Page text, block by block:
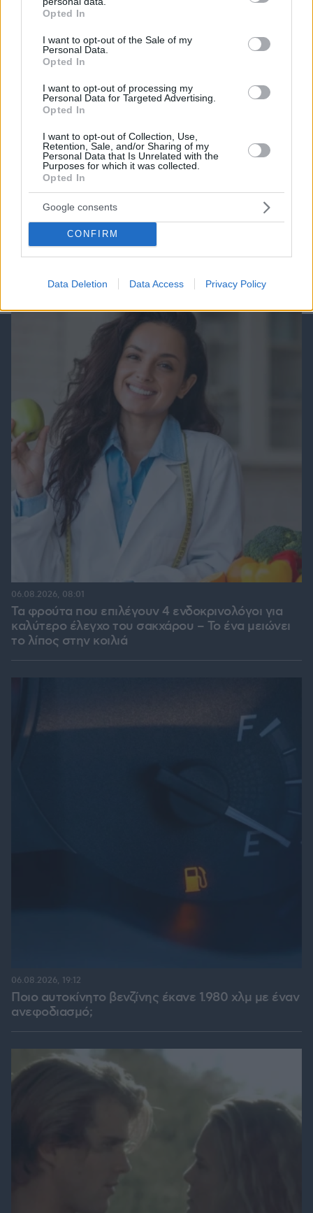
grant or deny consent to Google and its third-party tags to
use your data for below specified purposes in below Google
consent section.
Opted In
I want to opt-out of the Sale of my
Personal Data.
Opted In
I want to opt-out of processing my
Personal Data for Targeted Advertising.
Opted In
I want to opt-out of Collection, Use,
Retention, Sale, and/or Sharing of my
Personal Data that Is Unrelated with the
Purposes for which it was collected.
Opted In
Google consents
CONFIRM
Data Deletion Data Access Privacy Policy
Games
Cut The Rope Northern Heights
ΔΕΙΤΕ ΟΛΑ ΤΑ GAMES
Τα φρούτα που επιλέγουν 4 ενδοκρινολόγοι για
καλύτερο έλεγχο του σακχάρου – Το ένα μειώνει
το λίπος στην κοιλιά
06.08.2026, 08:01
Ποιο αυτοκίνητο βενζίνης έκανε 1.980 χλμ με έναν
ανεφοδιασμό;
06.08.2026, 19:12